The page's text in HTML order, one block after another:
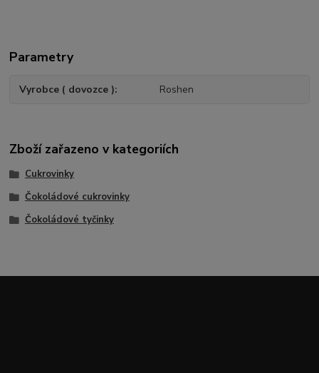
Parametry
Vyrobce ( dovozce ) Roshen
Zboží zařazeno v kategoriích
Cukrovinky
Čokoládové cukrovinky
Čokoládové tyčinky